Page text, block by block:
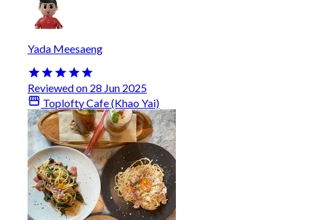
Yada Meesaeng
Reviewed on 28 Jun 2025
Toplofty Cafe (Khao Yai)